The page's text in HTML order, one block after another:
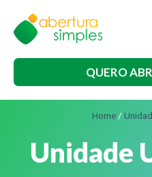
QUERO
Home/
Unidade